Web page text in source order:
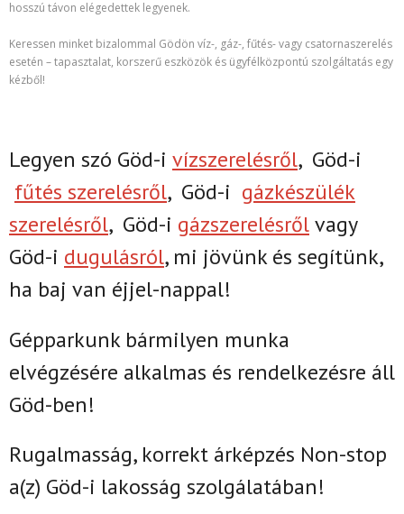
hosszú távon elégedettek legyenek.
Keressen minket bizalommal Gödön víz-, gáz-, fűtés- vagy csatornaszerelés
esetén – tapasztalat, korszerű eszközök és ügyfélközpontú szolgáltatás egy
kézből!
Legyen szó Göd-i vízszerelésről, Göd-i
fűtés szerelésről, Göd-i gázkészülék
szerelésről, Göd-i gázszerelésrőlvagy
Göd-i dugulásról, mi jövünk és segítünk,
ha baj van éjjel-nappal!
Gépparkunk bármilyen munka
elvégzésére alkalmas és rendelkezésre áll
Göd-ben!
Rugalmasság, korrekt árképzés Non-stop
a(z) Göd-i lakosság szolgálatában!